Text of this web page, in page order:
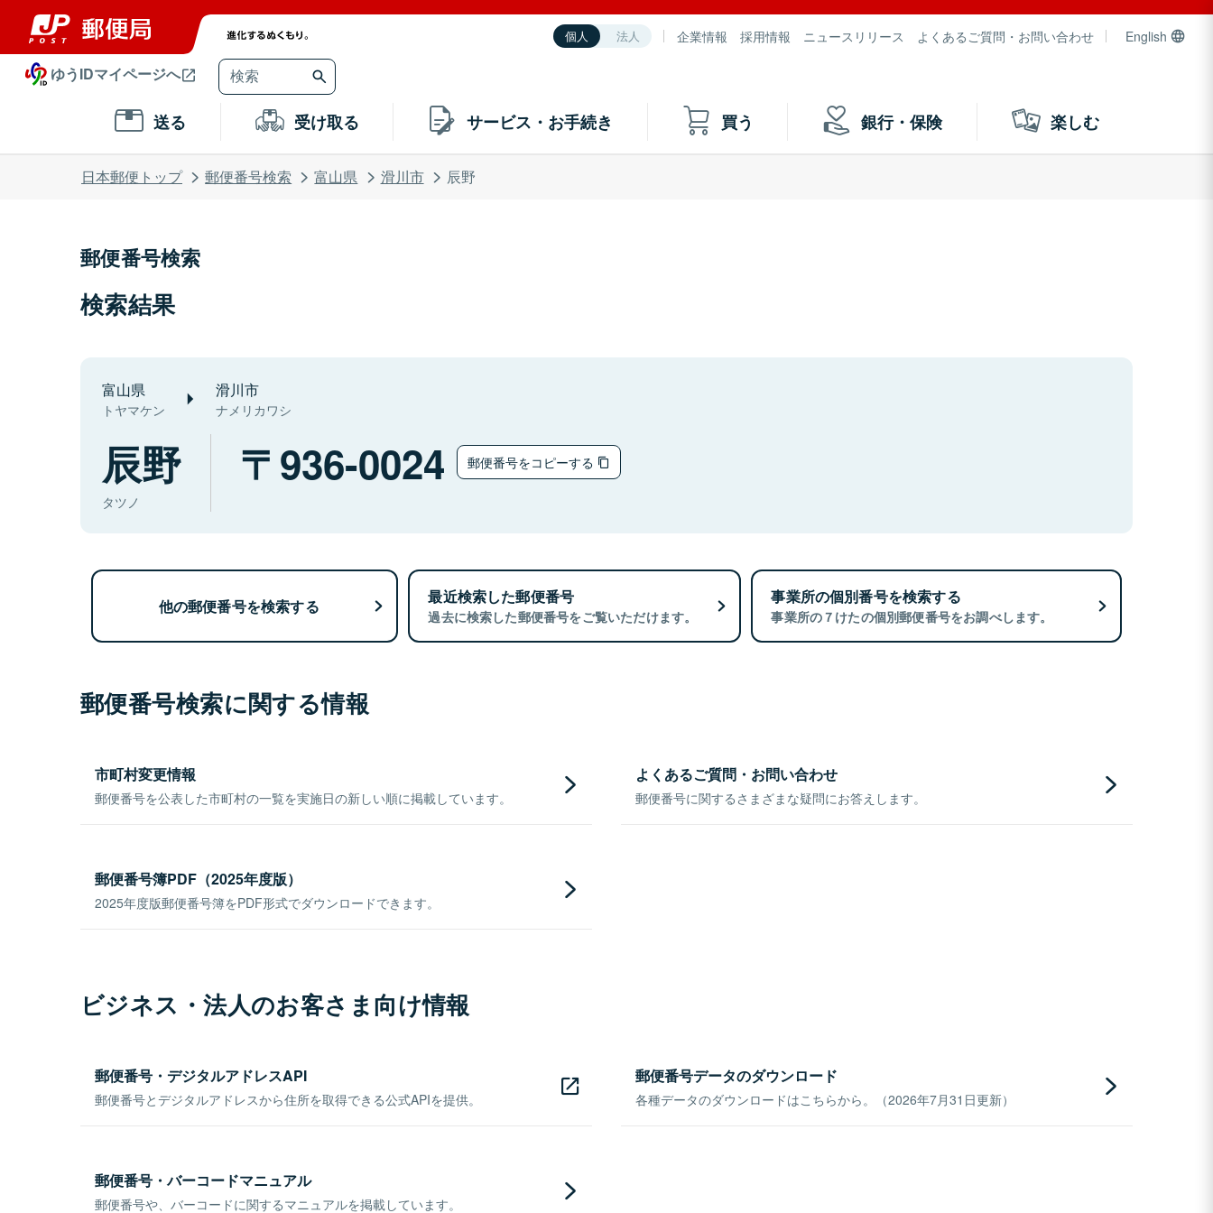
個人 法人 企業情報 採用情報 ニュースリリース よくあるご質問・お問い合わせ English
ゆうIDマイページへ
送る 受け取る サービス・お手続き 買う 銀行・保険 楽しむ
日本郵便トップ 郵便番号検索 富山県 滑川市 辰野
郵便番号検索
検索結果
富山県
トヤマケン
滑川市
ナメリカワシ
辰野
タツノ
936-0024 郵便番号をコピーする
他の郵便番号を検索する 最近検索した郵便番号
過去に検索した郵便番号をご覧いただけます。
事業所の個別番号を検索する
事業所の７けたの個別郵便番号をお調べします。
郵便番号検索に関する情報
市町村変更情報
郵便番号を公表した市町村の一覧を実施日の新しい順に掲載しています。
よくあるご質問・お問い合わせ
郵便番号に関するさまざまな疑問にお答えします。
郵便番号簿PDF（2025年度版）
2025年度版郵便番号簿をPDF形式でダウンロードできます。
ビジネス・法人のお客さま向け情報
郵便番号・デジタルアドレスAPI
郵便番号とデジタルアドレスから住所を取得できる公式APIを提供。
郵便番号データのダウンロード
各種データのダウンロードはこちらから。（2026年7月31日更新）
郵便番号・バーコードマニュアル
郵便番号や、バーコードに関するマニュアルを掲載しています。